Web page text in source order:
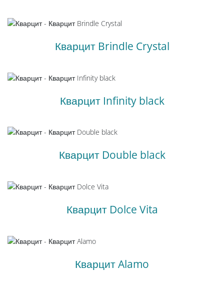
Кварцит Brindle Crystal
Кварцит Infinity black
Кварцит Double black
Кварцит Dolce Vita
Кварцит Alamo